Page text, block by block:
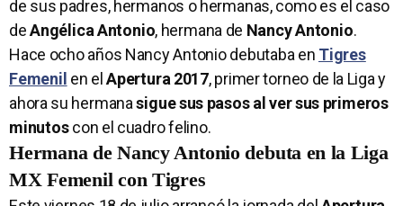
de sus padres, hermanos o hermanas, como es el caso
deAngélica Antonio, hermana de Nancy Antonio.
Hace ocho años Nancy Antonio debutaba en Tigres
Femenil en elApertura 2017, primer torneo de la Liga y
ahora su hermanasigue sus pasos al ver sus primeros
minutoscon el cuadro felino.
Hermana de Nancy Antonio debuta en la Liga
MX Femenil con Tigres